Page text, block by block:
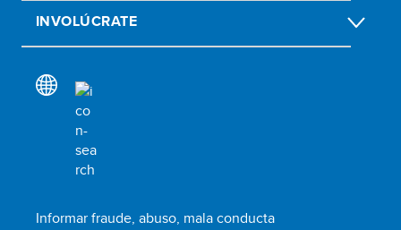
INVOLÚCRATE
Informar fraude, abuso, mala conducta